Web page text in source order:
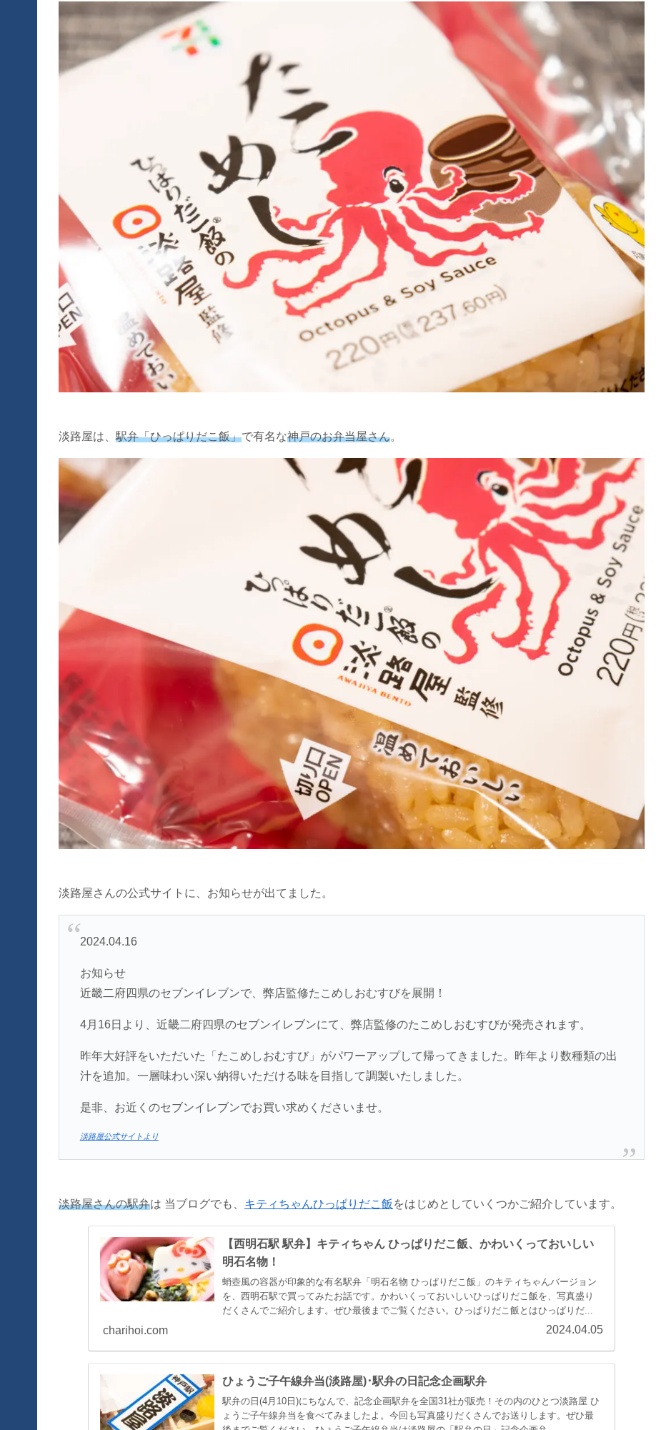
淡路屋は、 駅弁「ひっぱりだこ飯」で有名な神戸のお弁当屋さん。
淡路屋さんの公式サイトに、お知らせが出てました。
2024.04.16
お知らせ
近畿二府四県のセブンイレブンで、弊店監修たこめしおむすびを展開！
4月16日より、近畿二府四県のセブンイレブンにて、弊店監修のたこめしおむすびが発売されます。
昨年大好評をいただいた「たこめしおむすび」がパワーアップして帰ってきました。昨年より数種類の出
汁を追加。一層味わい深い納得いただける味を目指して調製いたしました。
是非、お近くのセブンイレブンでお買い求めくださいませ。
淡路屋公式サイトより
淡路屋さんの駅弁は 当ブログでも、 キティちゃんひっぱりだこ飯 をはじめとしていくつかご紹介しています。
【西明石駅 駅弁】キティちゃん ひっぱりだこ飯、かわいくっておいしい
明石名物！
蛸壺風の容器が印象的な有名駅弁「明石名物 ひっぱりだこ飯」のキティちゃんバージョン
を、西明石駅で買ってみたお話です。かわいくっておいしいひっぱりだこ飯を、写真盛り
だくさんでご紹介します。ぜひ最後までご覧ください。ひっぱりだこ飯とはひっぱりだ...
charihoi.com 2024.04.05
ひょうご子午線弁当(淡路屋)･駅弁の日記念企画駅弁
駅弁の日(4月10日)にちなんで、記念企画駅弁を全国31社が販売！その内のひとつ淡路屋 ひ
ょうご子午線弁当を食べてみましたよ。今回も写真盛りだくさんでお送りします。ぜひ最